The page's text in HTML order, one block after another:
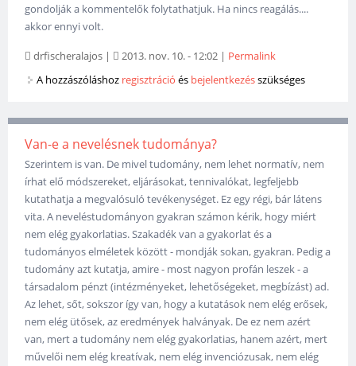
gondolják a kommentelők folytathatjuk. Ha nincs reagálás....
akkor ennyi volt.
drfischeralajos | 2013. nov. 10. - 12:02 | Permalink
A hozzászóláshoz regisztráció és bejelentkezésszükséges
Van-e a nevelésnek tudománya?
Szerintem is van. De mivel tudomány, nem lehet normatív, nem
írhat elő módszereket, eljárásokat, tennivalókat, legfeljebb
kutathatja a megvalósuló tevékenységet. Ez egy régi, bár látens
vita. A neveléstudományon gyakran számon kérik, hogy miért
nem elég gyakorlatias. Szakadék van a gyakorlat és a
tudományos elméletek között - mondják sokan, gyakran. Pedig a
tudomány azt kutatja, amire - most nagyon profán leszek - a
társadalom pénzt (intézményeket, lehetőségeket, megbízást) ad.
Az lehet, sőt, sokszor így van, hogy a kutatások nem elég erősek,
nem elég ütősek, az eredmények halványak. De ez nem azért
van, mert a tudomány nem elég gyakorlatias, hanem azért, mert
művelői nem elég kreatívak, nem elég invenciózusak, nem elég